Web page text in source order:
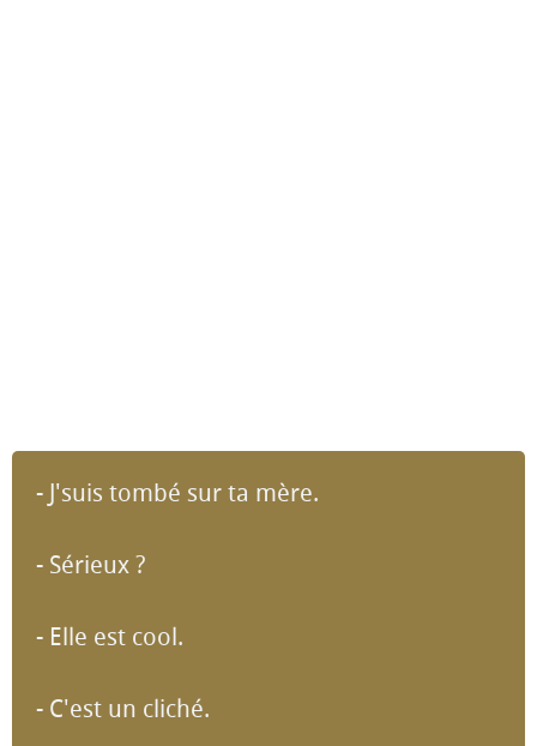
- J'suis tombé sur ta mère.
- Sérieux ?
- Elle est cool.
- C'est un cliché.